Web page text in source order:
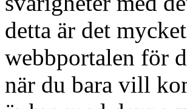
detta är det
webbportalen för
när du bara vill